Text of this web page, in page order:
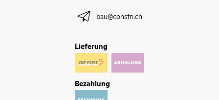
bau@constri.ch
Lieferung
Bezahlung